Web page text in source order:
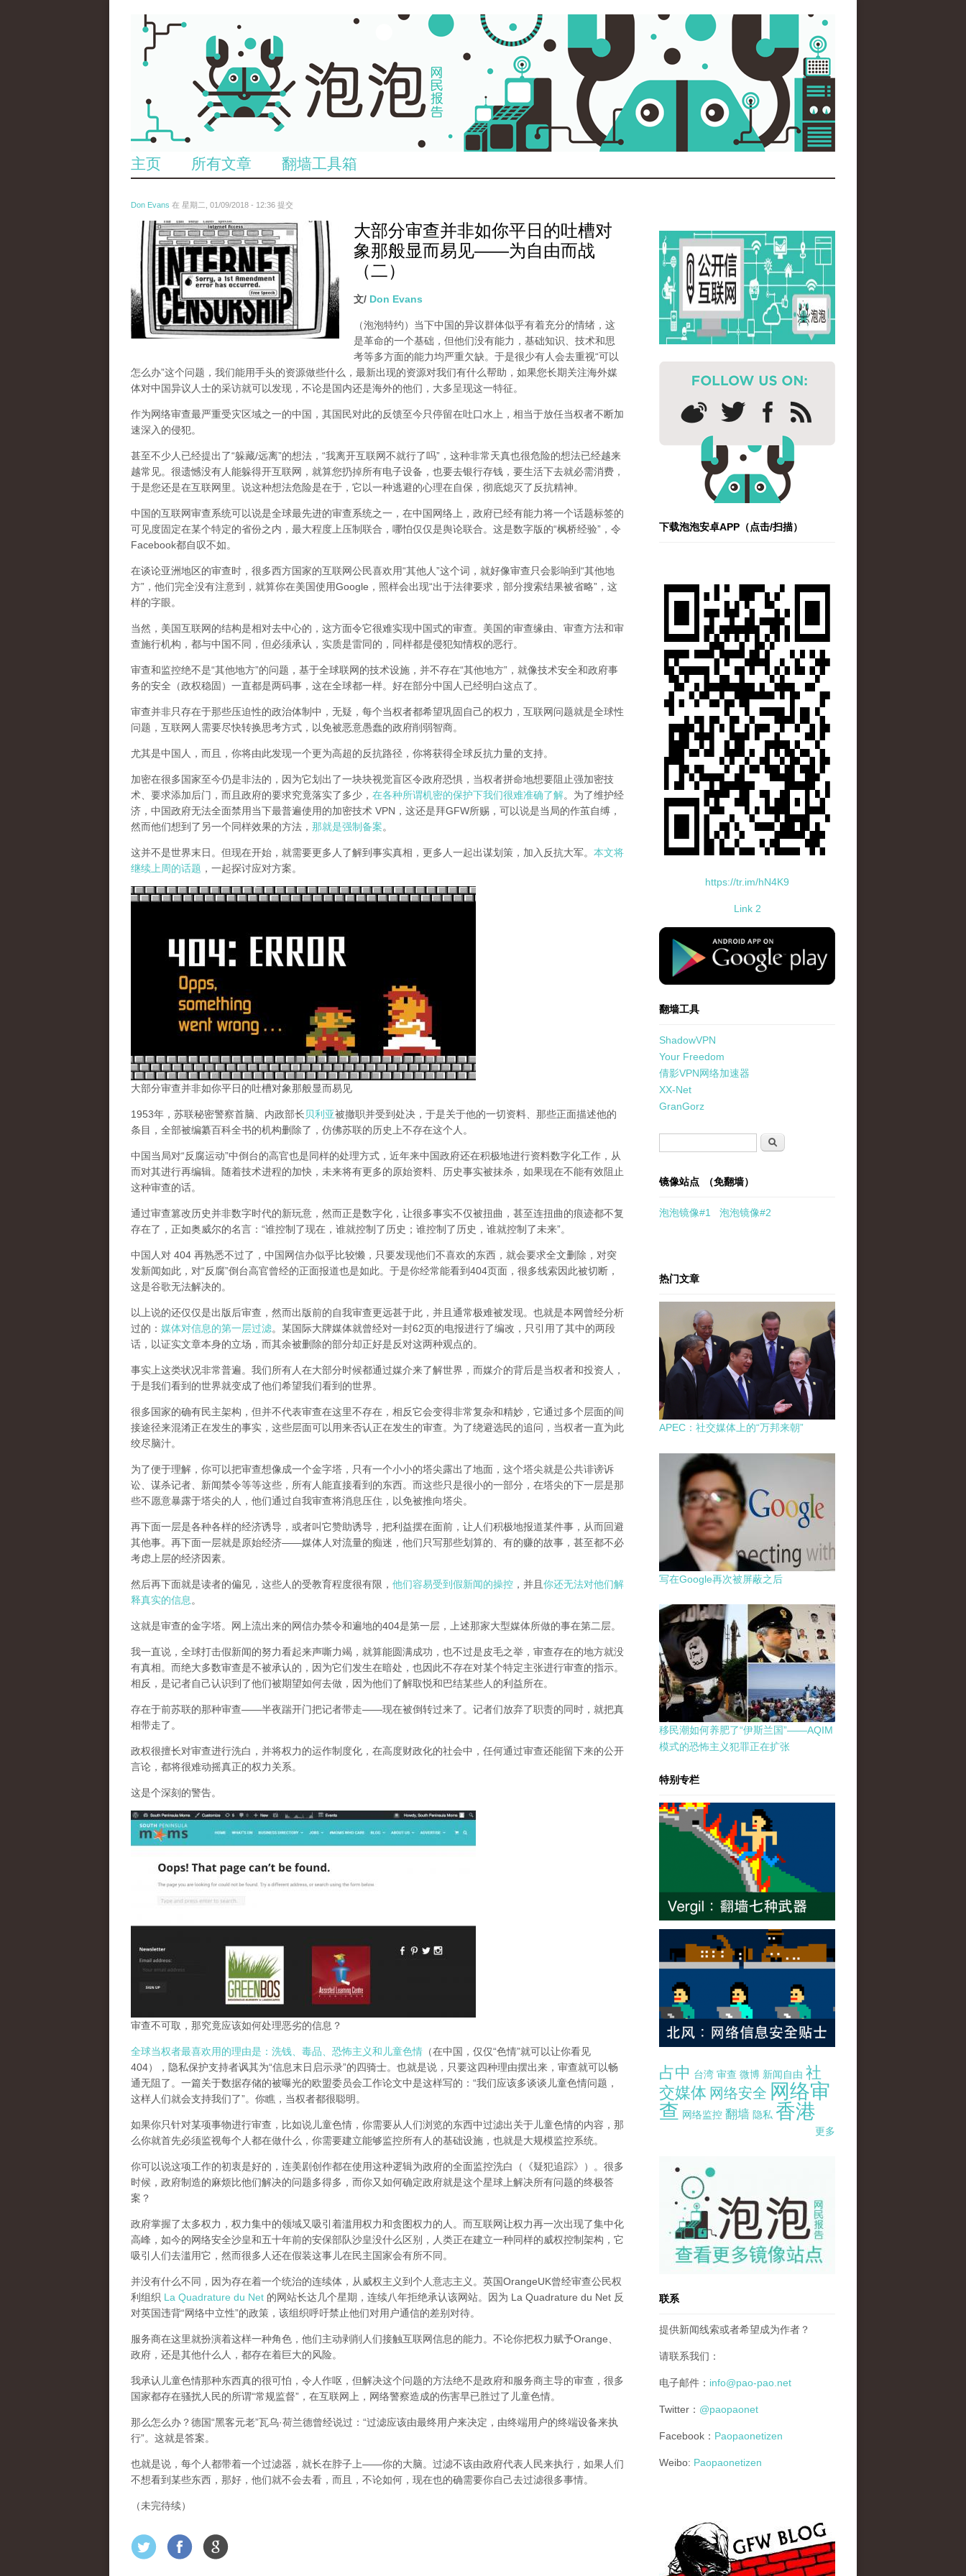
主页 所有文章 翻墙工具箱
Don Evans 在 星期二, 01/09/2018 - 12:36 提交
wechatimg866.jpeg
大部分审查并非如你平日的吐槽对
象那般显而易见——为自由而战
（二）
文/ Don Evans
（泡泡特约） 当下中国的异议群体似乎有着充分的情绪，这
是革命的一个基础，但他们没有能力，基础知识、技术和思
考等多方面的能力均严重欠缺。于是很少有人会去重视“可以
怎么办”这个问题，我们能用手头的资源做些什么，最新出现的资源对我们有什么帮助，如果您长期关注海外媒
体对中国异议人士的采访就可以发现，不论是国内还是海外的他们，大多呈现这一特征。
作为网络审查最严重受灾区域之一的中国，其国民对此的反馈至今只停留在吐口水上，相当于放任当权者不断加
速深入的侵犯。
甚至不少人已经提出了“躲藏/远离”的想法，“我离开互联网不就行了吗”，这种非常天真也很危险的想法已经越来
越常见。很遗憾没有人能躲得开互联网，就算您扔掉所有电子设备，也要去银行存钱，要生活下去就必需消费，
于是您还是在互联网里。说这种想法危险是在于，它以一种逃避的心理在自保，彻底熄灭了反抗精神。
中国的互联网审查系统可以说是全球最先进的审查系统之一，在中国网络上，政府已经有能力将一个话题标签的
可见度固定在某个特定的省份之内，最大程度上压制联合 ，哪怕仅仅是舆论联合。这是数字版的“枫桥经验”，令
Facebook都自叹不如。
在谈论亚洲地区的审查时，很多西方国家的互联网公民喜欢用“其他人”这个词，就好像审查只会影响到“其他地
方”，他们完全没有注意到， 就算你在美国使用Google，照样会出现“出于法律要求，部分搜索结果被省略”，这
样的字眼。
当然，美国互联网的结构是相对去中心的，这方面令它很难实现中国式的审查。美国的审查缘由、审查方法和审
查施行机构，都与中国不同，但必须承认， 实质是雷同的，同样都是侵犯知情权的恶行。
审查和监控绝不是“其他地方”的问题，基于全球联网的技术设施，并不存在“其他地方”，就像技术安全和政府事
务的安全（政权稳固）一直都是两码事，这在全球都一样。好在部分中国人已经明白这点了。
审查并非只存在于那些压迫性的政治体制中，无疑，每个当权者都希望巩固自己的权力，互联网问题就是全球性
问题，互联网人需要尽快转换思考方式，以免被恶意愚蠢的政府削弱智商。
尤其是中国人，而且，你将由此发现一个更为高超的反抗路径，你将获得全球反抗力量的支持。
加密在很多国家至今仍是非法的，因为它划出了一块块视觉盲区令政府恐惧，当权者拼命地想要阻止强加密技
术、要求添加后门，而且政府的要求究竟落实了多少， 在各种所谓机密的保护下我们很难准确了解。为了维护经
济，中国政府无法全面禁用当下最普遍使用的加密技术 VPN，这还是拜GFW所赐，可以说是当局的作茧自缚，
然而他们想到了另一个同样效果的方法， 那就是强制备案。
这并不是世界末日。但现在开始，就需要更多人了解到事实真相，更多人一起出谋划策，加入反抗大军。 本文将
继续上周的话题 ，一起探讨应对方案。
大部分审查并非如你平日的吐槽对象那般显而易见
1953年，苏联秘密警察首脑、内政部长贝利亚被撤职并受到处决，于是关于他的一切资料、那些正面描述他的
条目，全部被编纂百科全书的机构删除了，仿佛苏联的历史上不存在这个人。
中国当局对“反腐运动”中倒台的高官也是同样的处理方式，近年来中国政府还在积极地进行资料数字化工作，从
而对其进行再编辑。随着技术进程的加快，未来将有更多的原始资料、历史事实被抹杀，如果现在不能有效阻止
这种审查的话。
通过审查篡改历史并非数字时代的新玩意，然而正是数字化，让很多事实不仅被扭曲，甚至连扭曲的痕迹都不复
存在了，正如奥威尔的名言：“谁控制了现在，谁就控制了历史；谁控制了历史，谁就控制了未来”。
中国人对 404 再熟悉不过了，中国网信办似乎比较懒，只要发现他们不喜欢的东西，就会要求全文删除，对突
发新闻如此，对“反腐”倒台高官曾经的正面报道也是如此。于是你经常能看到404页面， 很多线索因此被切断，
这是谷歌无法解决的。
以上说的还仅仅是出版后审查，然而出版前的自我审查更远甚于此，并且通常极难被发现。 也就是本网曾经分析
过的： 媒体对信息的第一层过滤。某国际大牌媒体就曾经对一封62页的电报进行了编改，只引用了其中的两段
话，以证实文章本身的立场，而其余被删除的部分却正好是反对这两种观点的。
事实上这类状况非常普遍。我们所有人在大部分时候都通过媒介来了解世界，而媒介的背后是当权者和投资人，
于是我们看到的世界就变成了他们希望我们看到的世界。
很多国家的确有民主架构，但并不代表审查在这里不存在，相反它会变得非常复杂和精妙，它通过多个层面的间
接途径来混淆正在发生的事实，这些层面可以用来否认正在发生的审查。为了绕避选民的追问，当权者一直为此
绞尽脑汁。
为了便于理解，你可以把审查想像成一个金字塔，只有一个小小的塔尖露出了地面，这个塔尖就是公共诽谤诉
讼、谋杀记者、新闻禁令等等这些，所有人能直接看到的东西。而这些只是很小的一部分，在塔尖的下一层是那
些不愿意暴露于塔尖的人，他们通过自我审查将消息压住，以免被推向塔尖。
再下面一层是各种各样的经济诱导，或者叫它赞助诱导，把利益摆在面前，让人们积极地报道某件事，从而回避
其他事。再下面一层就是原始经济——媒体人对流量的痴迷，他们只写那些划算的、有的赚的故事，甚至都不必
考虑上层的经济因素。
然后再下面就是读者的偏见，这些人的受教育程度很有限， 他们容易受到假新闻的操控 ，并且 你还无法对他们解
释真实的信息 。
这就是审查的金字塔。网上流出来的网信办禁令和遍地的404是第一层，上述那家大型媒体所做的事在第二层。
我一直说，全球打击假新闻的努力看起来声嘶力竭，就算能圆满成功，也不过是皮毛之举，审查存在的地方就没
有真相。而绝大多数审查是不被承认的，因为它们发生在暗处，也因此不存在对某个特定主张进行审查的指示。
相反，是记者自己认识到了他们被期望如何去做，因为他们了解取悦和巴结某些人的利益所在。
存在于前苏联的那种审查——半夜踹开门把记者带走——现在被倒转过来了。记者们放弃了职责的同时，就把真
相带走了。
政权很擅长对审查进行洗白，并将权力的运作制度化，在高度财政化的社会中，任何通过审查还能留下来的公开
言论，都将很难动摇真正的权力关系。
这是个深刻的警告。
审查不可取，那究竟应该如何处理恶劣的信息？
全球当权者最喜欢用的理由是：洗钱、毒品、恐怖主义和儿童色情 （在中国，仅仅“色情”就可以让你看见
404），隐私保护支持者讽其为“信息末日启示录”的四骑士。也就是说，只要这四种理由摆出来，审查就可以畅
通无阻了。一篇关于数据存储的被曝光的欧盟委员会工作论文中是这样写的：“我们应该多谈谈儿童色情问题，
这样人们就会支持我们了”。你瞧，当权者都很聪明。
如果你只针对某项事物进行审查，比如说儿童色情，你需要从人们浏览的东西中过滤出关于儿童色情的内容，那
么你就首先必须监视每个人都在做什么，你需要建立能够监控所有人的基础设施，也就是大规模监控系统。
你可以说这项工作的初衷是好的，连美剧创作都在使用这种逻辑为政府的全面监控洗白（《疑犯追踪》）。 很多
时候，政府制造的麻烦比他们解决的问题多得多，而你又如何确定政府就是这个星球上解决所有问题的终极答
案？
政府掌握了太多权力，权力集中的领域又吸引着滥用权力和贪图权力的人。而互联网让权力再一次出现了集中化
高峰， 如今的网络安全沙皇和五十年前的安保部队沙皇没什么区别，人类正在建立一种同样的威权控制架构，它
吸引人们去滥用它，然而很多人还在假装这事儿在民主国家会有所不同。
并没有什么不同，因为存在着一个统治的连续体，从威权主义到个人意志主义。英国OrangeUK曾经审查公民权
利组织 La Quadrature du Net 的网站长达几个星期，连续八年拒绝承认该网站。因为 La Quadrature du Net 反
对英国违背“网络中立性”的政策，该组织呼吁禁止他们对用户通信的差别对待。
服务商在这里就扮演着这样一种角色，他们主动剥削人们接触互联网信息的能力。不论你把权力赋予Orange、
政府，还是其他什么人，都存在着巨大的风险。
我承认儿童色情那种东西真的很可怕，令人作呕，但解决这个问题的方法绝不是政府和服务商主导的审查，很多
国家都存在骚扰人民的所谓“常规监督”，在互联网上，网络警察造成的伤害早已胜过了儿童色情。
那么怎么办？德国“黑客元老”瓦乌·荷兰德曾经说过：“过滤应该由最终用户来决定，由终端用户的终端设备来执
行”。这就是答案。
也就是说，每个人都带着一个过滤器，就长在脖子上——你的大脑。过滤不该由政府代表人民来执行，如果人们
不想看到某些东西，那好，他们就不会去看，而且，不论如何，现在也的确需要你自己去过滤很多事情。
（未完待续）
下载泡泡安卓APP（点击/扫描）
https://tr.im/hN4K9
Link 2
standard-icon-googleplay-app-store.png
翻墙工具
ShadowVPN
Your Freedom
倩影VPN网络加速器
XX-Net
GranGorz
搜索
镜像站点 （免翻墙）
泡泡镜像#1 泡泡镜像#2
热门文章
APEC：社交媒体上的“万邦来朝”
写在Google再次被屏蔽之后
移民潮如何养肥了“伊斯兰国”——AQIM
模式的恐怖主义犯罪正在扩张
特别专栏
占中 台湾 审查 微博 新闻自由 社
交媒体 网络安全 网络审
查 网络监控 翻墙 隐私 香港
更多
pao-pao-banner-mirror-site-120814.jpg
联系
提供新闻线索或者希望成为作者？
请联系我们：
电子邮件： info@pao-pao.net
Twitter： @paopaonet
Facebook： Paopaonetizen
Weibo: Paopaonetizen
gfw_blog_small.jpg